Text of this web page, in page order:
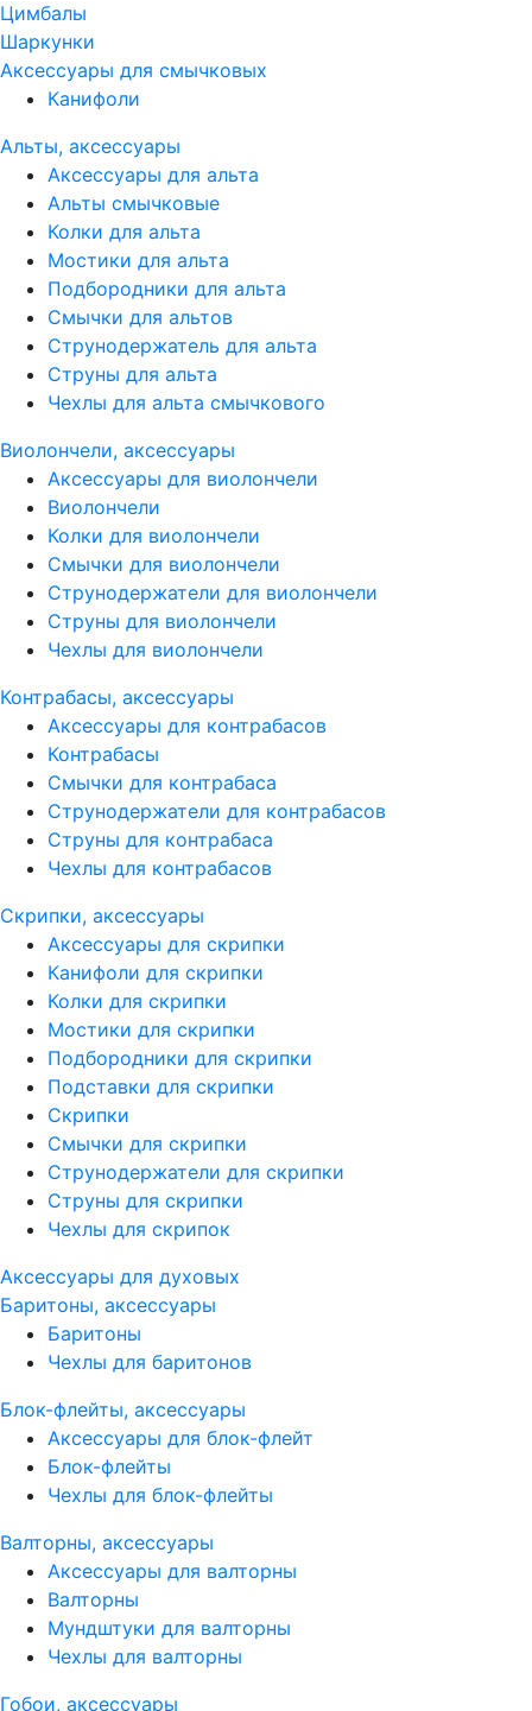
Цимбалы
Шаркунки
Аксессуары для смычковых
Канифоли
Альты, аксессуары
Аксессуары для альта
Альты смычковые
Колки для альта
Мостики для альта
Подбородники для альта
Смычки для альтов
Струнодержатель для альта
Струны для альта
Чехлы для альта смычкового
Виолончели, аксессуары
Аксессуары для виолончели
Виолончели
Колки для виолончели
Смычки для виолончели
Струнодержатели для виолончели
Струны для виолончели
Чехлы для виолончели
Контрабасы, аксессуары
Аксессуары для контрабасов
Контрабасы
Смычки для контрабаса
Струнодержатели для контрабасов
Струны для контрабаса
Чехлы для контрабасов
Скрипки, аксессуары
Аксессуары для скрипки
Канифоли для скрипки
Колки для скрипки
Мостики для скрипки
Подбородники для скрипки
Подставки для скрипки
Скрипки
Смычки для скрипки
Струнодержатели для скрипки
Струны для скрипки
Чехлы для скрипок
Аксессуары для духовых
Баритоны, аксессуары
Баритоны
Чехлы для баритонов
Блок-флейты, аксессуары
Аксессуары для блок-флейт
Блок-флейты
Чехлы для блок-флейты
Валторны, аксессуары
Аксессуары для валторны
Валторны
Мундштуки для валторны
Чехлы для валторны
Гобои, аксессуары